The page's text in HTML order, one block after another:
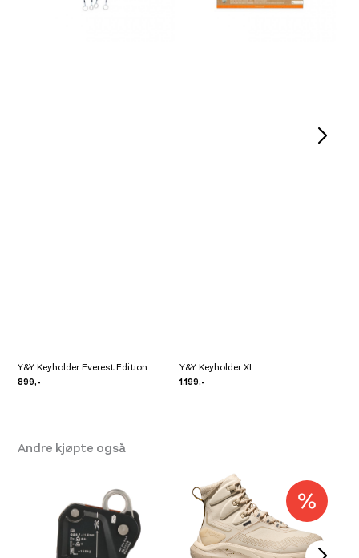
Y&Y Keyholder Everest Edition
899,-
Y&Y Keyholder XL
1.199,-
Andre kjøpte også